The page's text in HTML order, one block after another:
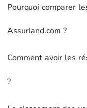
Pourquoi comparer
Assurland.com ?
Comment avoir les
?